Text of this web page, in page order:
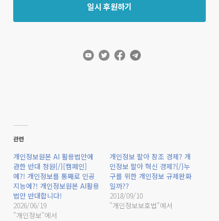
일시 후원하기
관련
개인정보원본 AI 활용법안에
관한 반대 청원{/}[캠페인]
예?! 개인정보를 통째로 인공
지능에?! 개인정보원본 AI활용
법안 반대합니다!
2026/06/19
"개인정보"에서
개인정보 팔아 창조 경제? 개
인정보 팔아 혁신 경제?{/}누
구를 위한 개인정보 규제완화
일까??
2018/09/10
"개인정보보호법"에서